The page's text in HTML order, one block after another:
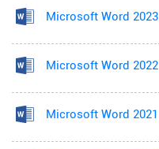
Microsoft Word 2023
Microsoft Word 2022
Microsoft Word 2021